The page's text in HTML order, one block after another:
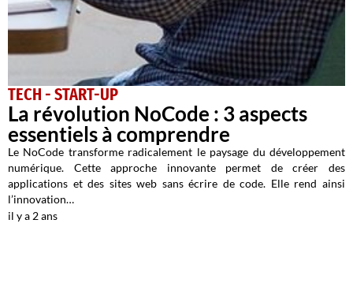
TECH - START-UP
La révolution NoCode : 3 aspects
essentiels à comprendre
Le NoCode transforme radicalement le paysage du développement
numérique. Cette approche innovante permet de créer des
applications et des sites web sans écrire de code. Elle rend ainsi
l’innovation…
il y a 2 ans